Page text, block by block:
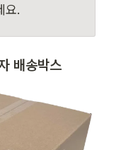
요.
배송박스